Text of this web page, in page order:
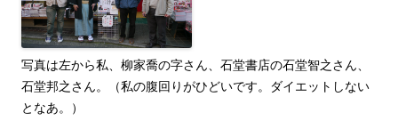
写真は左から私、柳家喬の字さん、石堂書店の石堂智之さん、
石堂邦之さん。（私の腹回りがひどいです。ダイエットしない
となあ。）